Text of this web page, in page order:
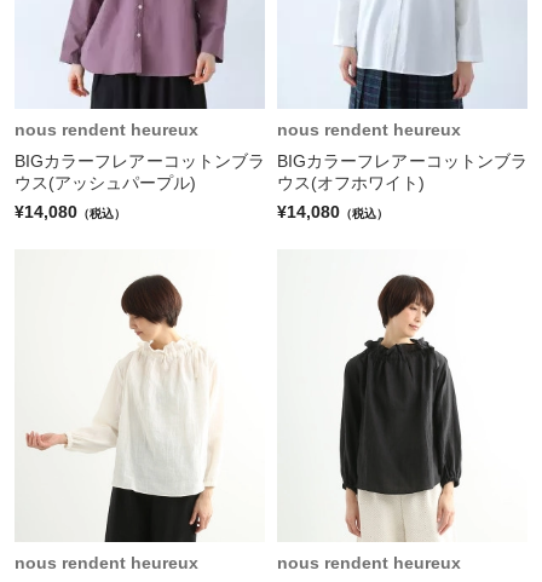
nous rendent heureux
BIGカラーフレアーコットンブラ
ウス(アッシュパープル)
¥14,080 （税込）
nous rendent heureux
BIGカラーフレアーコットンブラ
ウス(オフホワイト)
¥14,080 （税込）
nous rendent heureux
nous rendent heureux